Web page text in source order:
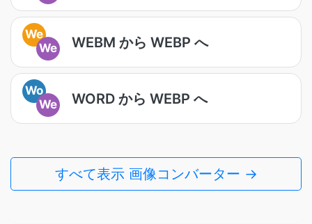
We
We
WEBM から WEBP へ
Wo
We
WORD から WEBP へ
すべて表示 画像コンバーター →